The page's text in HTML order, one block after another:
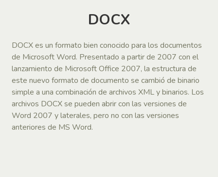
DOCX
DOCX es un formato bien conocido para los documentos
de Microsoft Word. Presentado a partir de 2007 con el
lanzamiento de Microsoft Office 2007, la estructura de
este nuevo formato de documento se cambió de binario
simple a una combinación de archivos XML y binarios. Los
archivos DOCX se pueden abrir con las versiones de
Word 2007 y laterales, pero no con las versiones
anteriores de MS Word.